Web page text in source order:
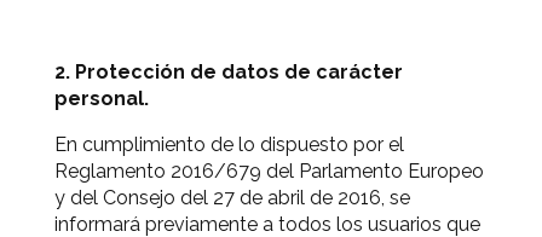
2. Protección de datos de carácter
personal.
En cumplimiento de lo dispuesto por el
Reglamento 2016/679 del Parlamento Europeo
y del Consejo del 27 de abril de 2016, se
informará previamente a todos los usuarios que